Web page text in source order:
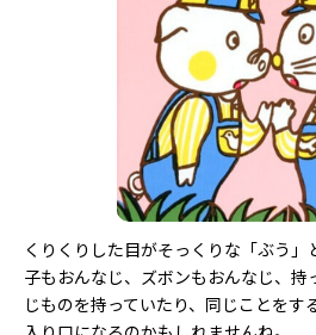
くりくりした目がそっくりな「ぶう
子もおんなじ、ズボンもおんなじ、持
じものを持っていたり、同じことをす